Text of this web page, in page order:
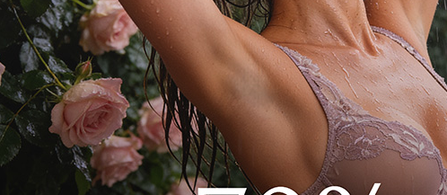
на талии.